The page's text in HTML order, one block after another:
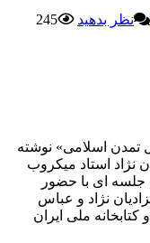
نظر بدهید
245
اسلامی» نوشته
نژاد استاد میکروب
ای با حضور
نژاد و عباس
ملی ایران